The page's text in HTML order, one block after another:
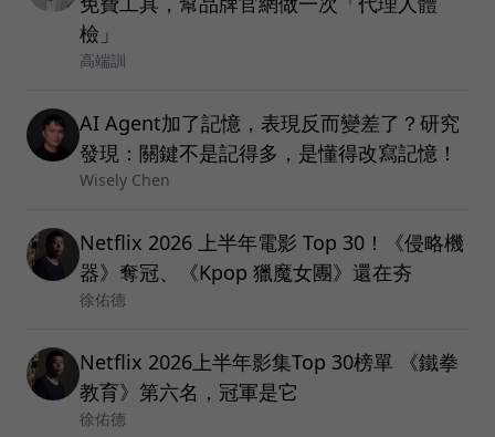
檢」
高端訓
AI Agent加了記憶，表現反而變差了？研究
發現：關鍵不是記得多，是懂得改寫記憶！
Wisely Chen
Netflix 2026 上半年電影 Top 30！《侵略機
器》奪冠、《Kpop 獵魔女團》還在夯
徐佑德
Netflix 2026上半年影集Top 30榜單 《鐵拳
教育》第六名，冠軍是它
徐佑德